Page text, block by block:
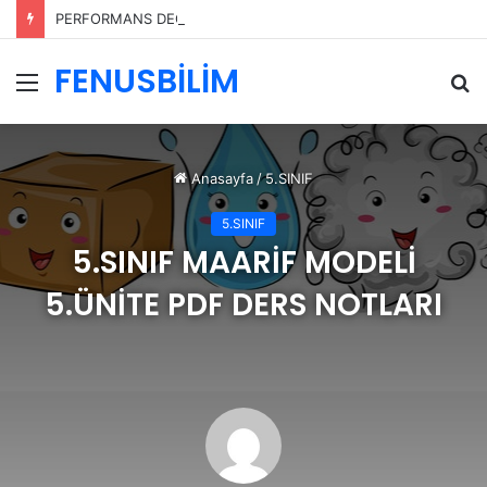
PERFORMANS DEĞERLENDİRME ÖLÇEKLERİ
Menü
FENUSBİLİM
...
Anasayfa /5.SINIF
5.SINIF
5.SINIF MAARİF MODELİ
5.ÜNİTE PDF DERS NOTLARI